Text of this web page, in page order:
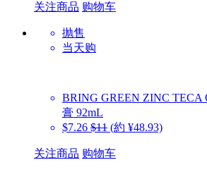
关注商品 购物车
抛售
当天购
BRING GREEN ZINC TECA
膏 92mL
$7.26 $11 (約 ¥48.93)
关注商品 购物车